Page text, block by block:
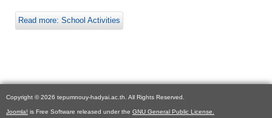
Read more: School Activities
Copyright © 2026 tepumnouy-hadyai.ac.th. All Rights Reserved.
Joomla! is Free Software released under the GNU General Public License.